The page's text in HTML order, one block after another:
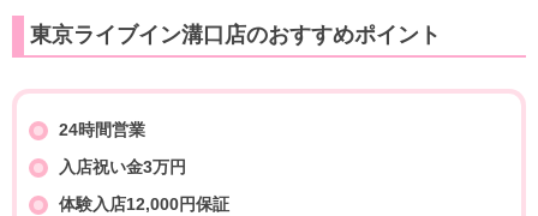
東京ライブイン溝口店のおすすめポイント
24時間営業
入店祝い金3万円
体験入店12,000円保証